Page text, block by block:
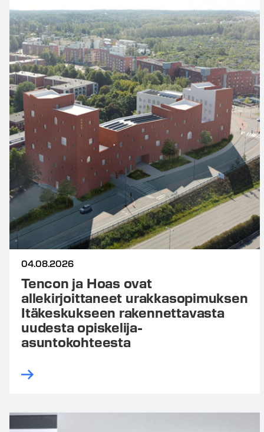
04.08.2026
Tencon ja Hoas ovat
allekirjoittaneet urakkasopimuksen
Itäkeskukseen rakennettavasta
uudesta opiskelija-
asuntokohteesta